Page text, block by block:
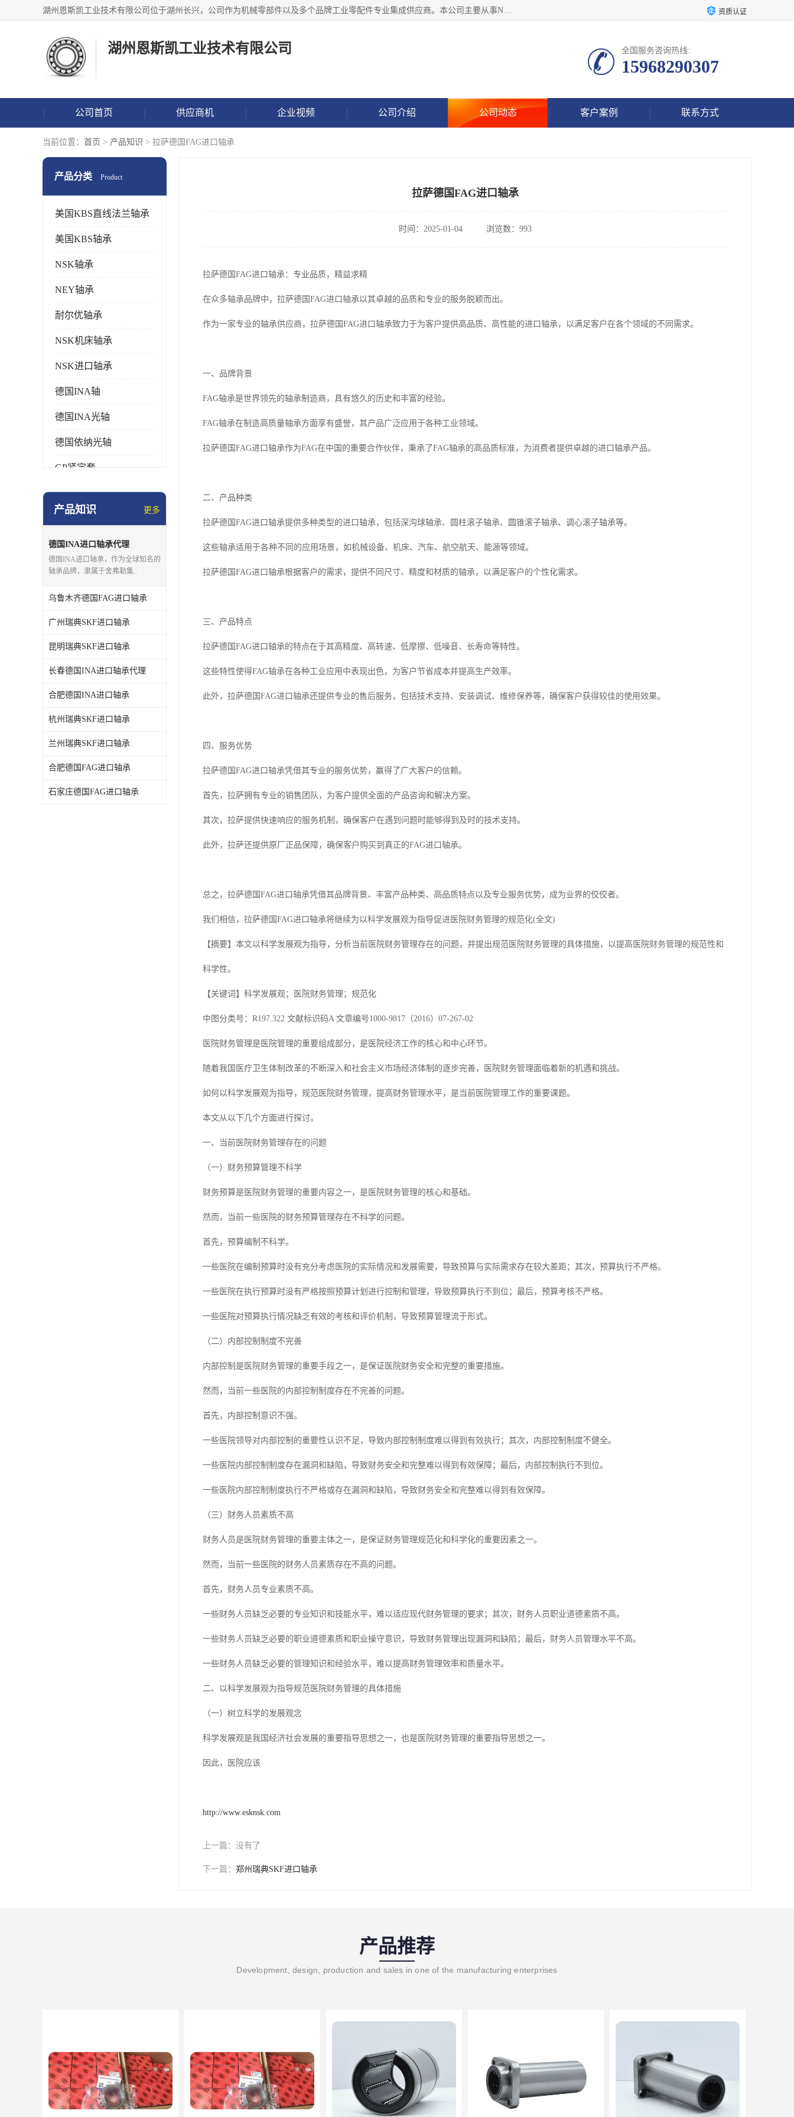
湖州恩斯凯工业技术有限公司位于湖州长兴，公司作为机械零部件以及多个品牌工业零配件专业集成供应商。本公司主要从事NSK进口轴承、SKF进口轴承、FAG进口轴承、NTN进口轴承、国产轴承：ZWZ、HRB、C&U轴承外球面轴承、导轨、丝杠、滑块、 润滑油、工业皮带及其他工业零部件的销售. 资质认证
湖州恩斯凯工业技术有限公司 全国服务咨询热线:
15968290307
公司首页 供应商机 企业视频 公司介绍 公司动态 客户案例 联系方式
当前位置： 首页 > 产品知识 > 拉萨德国FAG进口轴承
产品分类 Product
美国KBS直线法兰轴承
美国KBS轴承
NSK轴承
NEY轴承
耐尔优轴承
NSK机床轴承
NSK进口轴承
德国INA轴
德国INA光轴
德国依纳光轴
GP紧定套
SKF轴承
日本NSK进口轴承
德国INA进口轴承
日本NTN进口轴承
闽台上银HIWIN滑块导轨
不锈钢轴承
进口轴承
美国KBS直线轴承
日本THK
自润滑铜套无油轴承
C&U人本轴承
产品知识 更多
德国INA进口轴承代理
德国INA进口轴承，作为全球知名的
轴承品牌，隶属于舍弗勒集..
乌鲁木齐德国FAG进口轴承
广州瑞典SKF进口轴承
昆明瑞典SKF进口轴承
长春德国INA进口轴承代理
合肥德国INA进口轴承
杭州瑞典SKF进口轴承
兰州瑞典SKF进口轴承
合肥德国FAG进口轴承
石家庄德国FAG进口轴承
拉萨德国FAG进口轴承
时间：2025-01-04 浏览数：993
拉萨德国FAG进口轴承：专业品质，精益求精
在众多轴承品牌中，拉萨德国FAG进口轴承以其卓越的品质和专业的服务脱颖而出。
作为一家专业的轴承供应商，拉萨德国FAG进口轴承致力于为客户提供高品质、高性能的进口轴承，以满足客户在各个领域的不同需求。
一、品牌背景
FAG轴承是世界领先的轴承制造商，具有悠久的历史和丰富的经验。
FAG轴承在制造高质量轴承方面享有盛誉，其产品广泛应用于各种工业领域。
拉萨德国FAG进口轴承作为FAG在中国的重要合作伙伴，秉承了FAG轴承的高品质标准，为消费者提供卓越的进口轴承产品。
二、产品种类
拉萨德国FAG进口轴承提供多种类型的进口轴承，包括深沟球轴承、圆柱滚子轴承、圆锥滚子轴承、调心滚子轴承等。
这些轴承适用于各种不同的应用场景，如机械设备、机床、汽车、航空航天、能源等领域。
拉萨德国FAG进口轴承根据客户的需求，提供不同尺寸、精度和材质的轴承，以满足客户的个性化需求。
三、产品特点
拉萨德国FAG进口轴承的特点在于其高精度、高转速、低摩擦、低噪音、长寿命等特性。
这些特性使得FAG轴承在各种工业应用中表现出色，为客户节省成本并提高生产效率。
此外，拉萨德国FAG进口轴承还提供专业的售后服务，包括技术支持、安装调试、维修保养等，确保客户获得较佳的使用效果。
四、服务优势
拉萨德国FAG进口轴承凭借其专业的服务优势，赢得了广大客户的信赖。
首先，拉萨拥有专业的销售团队，为客户提供全面的产品咨询和解决方案。
其次，拉萨提供快速响应的服务机制，确保客户在遇到问题时能够得到及时的技术支持。
此外，拉萨还提供原厂正品保障，确保客户购买到真正的FAG进口轴承。
总之，拉萨德国FAG进口轴承凭借其品牌背景、丰富产品种类、高品质特点以及专业服务优势，成为业界的佼佼者。
我们相信，拉萨德国FAG进口轴承将继续为以科学发展观为指导促进医院财务管理的规范化(全文)
【摘要】本文以科学发展观为指导，分析当前医院财务管理存在的问题，并提出规范医院财务管理的具体措施，以提高医院财务管理的规范性和
科学性。
【关键词】科学发展观；医院财务管理；规范化
中图分类号：R197.322 文献标识码A 文章编号1000-9817（2016）07-267-02
医院财务管理是医院管理的重要组成部分，是医院经济工作的核心和中心环节。
随着我国医疗卫生体制改革的不断深入和社会主义市场经济体制的逐步完善，医院财务管理面临着新的机遇和挑战。
如何以科学发展观为指导，规范医院财务管理，提高财务管理水平，是当前医院管理工作的重要课题。
本文从以下几个方面进行探讨。
一、当前医院财务管理存在的问题
（一）财务预算管理不科学
财务预算是医院财务管理的重要内容之一，是医院财务管理的核心和基础。
然而，当前一些医院的财务预算管理存在不科学的问题。
首先，预算编制不科学。
一些医院在编制预算时没有充分考虑医院的实际情况和发展需要，导致预算与实际需求存在较大差距；其次，预算执行不严格。
一些医院在执行预算时没有严格按照预算计划进行控制和管理，导致预算执行不到位；最后，预算考核不严格。
一些医院对预算执行情况缺乏有效的考核和评价机制，导致预算管理流于形式。
（二）内部控制制度不完善
内部控制是医院财务管理的重要手段之一，是保证医院财务安全和完整的重要措施。
然而，当前一些医院的内部控制制度存在不完善的问题。
首先，内部控制意识不强。
一些医院领导对内部控制的重要性认识不足，导致内部控制制度难以得到有效执行；其次，内部控制制度不健全。
一些医院内部控制制度存在漏洞和缺陷，导致财务安全和完整难以得到有效保障；最后，内部控制执行不到位。
一些医院内部控制制度执行不严格或存在漏洞和缺陷，导致财务安全和完整难以得到有效保障。
（三）财务人员素质不高
财务人员是医院财务管理的重要主体之一，是保证财务管理规范化和科学化的重要因素之一。
然而，当前一些医院的财务人员素质存在不高的问题。
首先，财务人员专业素质不高。
一些财务人员缺乏必要的专业知识和技能水平，难以适应现代财务管理的要求；其次，财务人员职业道德素质不高。
一些财务人员缺乏必要的职业道德素质和职业操守意识，导致财务管理出现漏洞和缺陷；最后，财务人员管理水平不高。
一些财务人员缺乏必要的管理知识和经验水平，难以提高财务管理效率和质量水平。
二、以科学发展观为指导规范医院财务管理的具体措施
（一）树立科学的发展观念
科学发展观是我国经济社会发展的重要指导思想之一，也是医院财务管理的重要指导思想之一。
因此，医院应该
http://www.esknsk.com
上一篇： 没有了
下一篇： 郑州瑞典SKF进口轴承
产品推荐
Development, design, production and sales in one of the manufacturing enterprises